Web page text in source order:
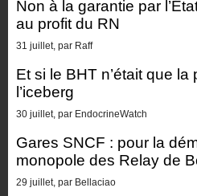
Non à la garantie par
au profit du RN
31 juillet, par Raff
Et si le BHT n’était que la
l’iceberg
30 juillet, par EndocrineWatch
Gares SNCF : pour la
monopole des Relay de
29 juillet, par Bellaciao